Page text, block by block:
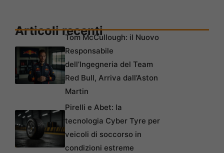
Articoli recentiTom McCullough: il Nuovo
Responsabile
dell’Ingegneria del Team
Red Bull, Arriva dall’Aston
Martin
Pirelli e Abet: la
tecnologia Cyber Tyre per
veicoli di soccorso in
condizioni estreme